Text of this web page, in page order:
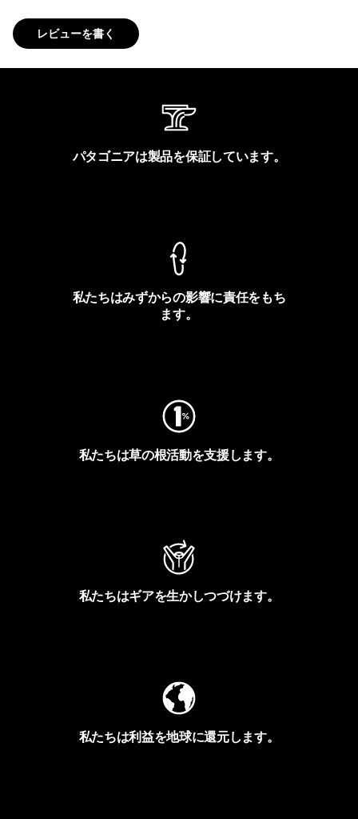
レビューを書く
パタゴニアは製品を保証しています。
私たちはみずからの影響に責任をもち
ます。
私たちは草の根活動を支援します。
私たちはギアを生かしつづけます。
私たちは利益を地球に還元します。